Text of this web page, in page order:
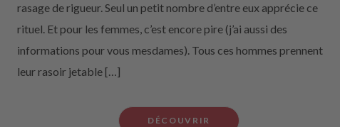
rasage de rigueur. Seul un petit nombre d’entre eux apprécie ce
rituel. Et pour les femmes, c’est encore pire (j’ai aussi des
informations pour vous mesdames). Tous ces hommes prennent
leur rasoir jetable […]
DÉCOUVRIR